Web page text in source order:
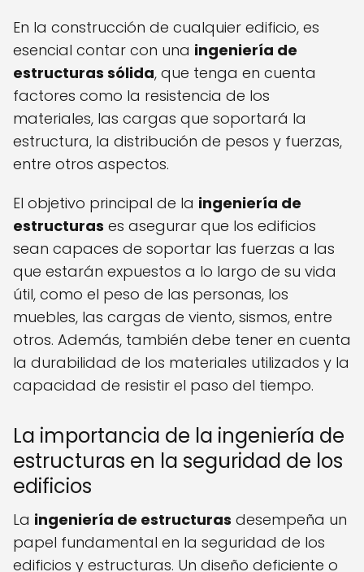
En la construcción de cualquier edificio, es
esencial contar con una ingeniería de
estructuras sólida, que tenga en cuenta
factores como la resistencia de los
materiales, las cargas que soportará la
estructura, la distribución de pesos y fuerzas,
entre otros aspectos.
El objetivo principal de la ingeniería de
estructuras es asegurar que los edificios
sean capaces de soportar las fuerzas a las
que estarán expuestos a lo largo de su vida
útil, como el peso de las personas, los
muebles, las cargas de viento, sismos, entre
otros. Además, también debe tener en cuenta
la durabilidad de los materiales utilizados y la
capacidad de resistir el paso del tiempo.
La importancia de la ingeniería de
estructuras en la seguridad de los
edificios
La ingeniería de estructuras desempeña un
papel fundamental en la seguridad de los
edificios y estructuras. Un diseño deficiente o